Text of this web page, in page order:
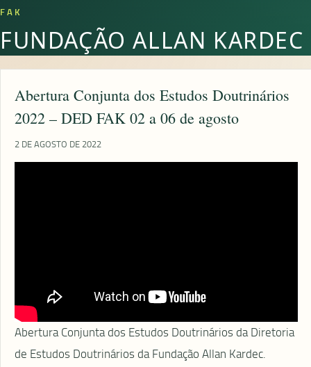
FAK
FUNDAÇÃO ALLAN KARDEC
Abertura Conjunta dos Estudos Doutrinários
2022 – DED FAK 02 a 06 de agosto
2 DE AGOSTO DE 2022
Abertura Conjunta dos Estudos Doutrinários da Diretoria
de Estudos Doutrinários da Fundação Allan Kardec.